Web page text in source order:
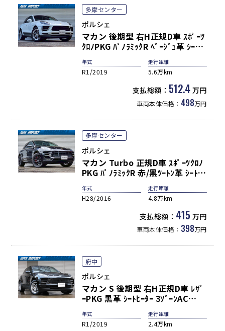
多摩センター
ポルシェ
マカン 後期型 右H正規D車 ｽﾎﾟｰﾂ
ｸﾛﾉPKG ﾊﾟﾉﾗﾐｯｸR ﾍﾞｰｼﾞｭ革 ｼｰﾄﾋ
ｰﾀｰ 14WAYﾊﾟﾜｰｼｰﾄ 3ｿﾞｰﾝAC
PCMﾅﾋﾞ(10.9ｲﾝﾁ) 全周ｶﾒﾗ＆PAS
ACC＆LCA＆LDW LEDﾍｯﾄﾞﾗｲﾄ ｺ
ﾝﾌｫｰﾄA 電動Rｹﾞｰﾄ ｽﾎﾟｰﾂﾃｰﾙﾊﾟｲ
ﾌﾟ PASM 純正19ｲﾝﾁAW 禁煙
年式
R1/2019
走行距離
5.6万km
支払総額： 512.4 万円
車両本体価格： 498万円
多摩センター
ポルシェ
マカン Turbo 正規D車 ｽﾎﾟｰﾂｸﾛﾉ
PKG ﾊﾟﾉﾗﾐｯｸR 赤/黒ﾂｰﾄﾝ革 ｼｰﾄﾋｰ
PAS 3ｿﾞｰﾝAC BOSEｻｳﾝﾄﾞ LEDﾗｲ
ﾄPDLS+ 電動Rｹﾞｰﾄ ｸﾙｺﾝ PASM
赤ｷｬﾘﾊﾟｰ 純正20ｲﾝﾁAW 禁煙車
年式
H28/2016
走行距離
4.8万km
支払総額： 415 万円
車両本体価格： 398万円
府中
ポルシェ
マカン S 後期型 右H正規D車 ﾚｻﾞ
ｰPKG 黒革 ｼｰﾄﾋｰﾀｰ 3ｿﾞｰﾝAC
PCMﾅﾋﾞ 全周ｶﾒﾗ&PAS
ACC&LCA&LDW LEDﾍｯﾄﾞﾗｲﾄ ｺﾝ
ﾌｫｰﾄA 電動Rｹﾞｰﾄ ｽﾎﾟｰﾂﾃｰﾙﾊﾟｲﾌﾟ
年式
R1/2019
走行距離
2.4万km